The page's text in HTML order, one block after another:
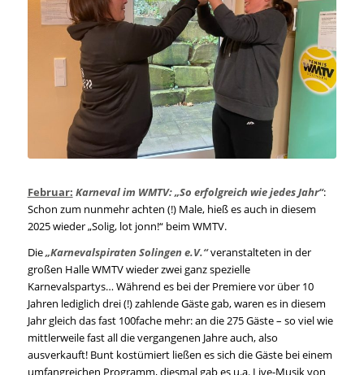
Februar: Karneval im WMTV: „So erfolgreich wie jedes Jahr“:
Schon zum nunmehr achten (!) Male, hieß es auch in diesem
2025 wieder „Solig, lot jonn!“ beim WMTV.
Die„Karnevalspiraten Solingen e.V.“veranstalteten in der
großen Halle WMTV wieder zwei ganz spezielle
Karnevalspartys… Während es bei der Premiere vor über 10
Jahren lediglich drei (!) zahlende Gäste gab, waren es in diesem
Jahr gleich das fast 100fache mehr: an die 275 Gäste – so viel wie
mittlerweile fast all die vergangenen Jahre auch, also
ausverkauft! Bunt kostümiert ließen es sich die Gäste bei einem
umfangreichen Programm, diesmal gab es u.a. Live-Musik von